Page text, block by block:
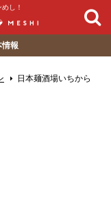
し！
情報
日本麺酒場いちから